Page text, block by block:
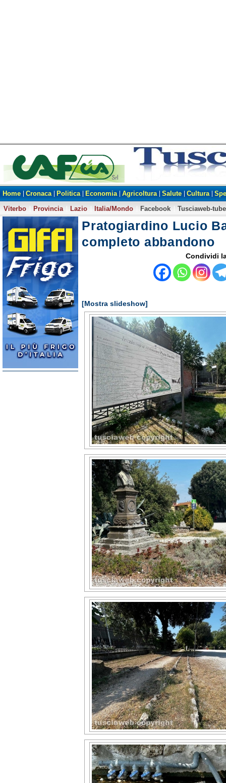
Home Cronaca Politica Economia Agricoltura Salute Cultura
Viterbo
Provincia Lazio Italia/Mondo Facebook Tusciaweb-tube
Pratogiardino Lucio
completo abbandono
Condividi
[Mostra slideshow]